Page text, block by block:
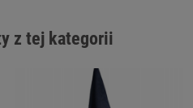
z tej kategorii